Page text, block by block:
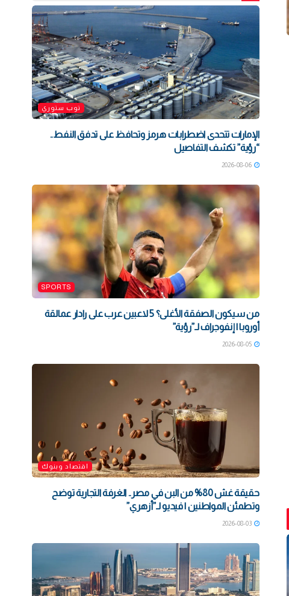
توب ستوري
الإمارات تتحدى اضطرابات هرمز وتحافظ على تدفق النفط..
“رؤية” تكشف التفاصيل
2026-08-06
SPORTS
من سيكون الصفقة الأغلى؟ 5 لاعبين عرب على رادار عمالقة
أوروبا | إنفوجراف لـ”رؤية”
2026-08-05
اقتصاد وبنوك
حقيقة غش 80% من البن في مصر.. الغرفة التجارية توضح
وتطمئن المواطنين | فيديو لـ”أزهري”
2026-08-03